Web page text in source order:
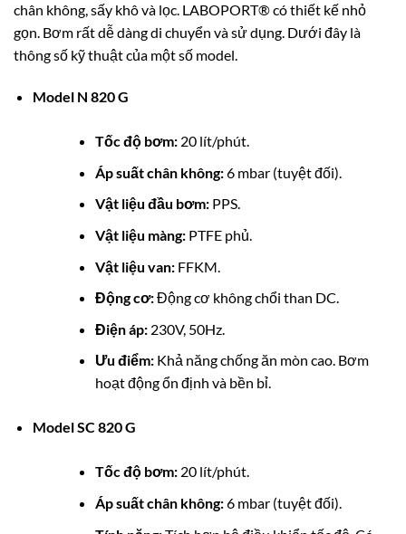
chân không, sấy khô và lọc. LABOPORT® có thiết kế nhỏ
gọn. Bơm rất dễ dàng di chuyển và sử dụng. Dưới đây là
thông số kỹ thuật của một số model.
Model N 820 G
Tốc độ bơm:20 lít/phút.
Áp suất chân không:6 mbar (tuyệt đối).
Vật liệu đầu bơm:PPS.
Vật liệu màng:PTFE phủ.
Vật liệu van:FFKM.
Động cơ:Động cơ không chổi than DC.
Điện áp:230V, 50Hz.
Ưu điểm:Khả năng chống ăn mòn cao. Bơm
hoạt động ổn định và bền bỉ.
Model SC 820 G
Tốc độ bơm:20 lít/phút.
Áp suất chân không:6 mbar (tuyệt đối).